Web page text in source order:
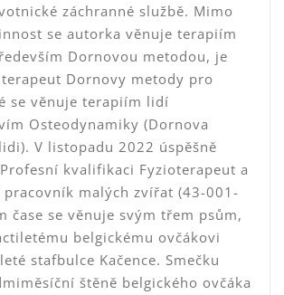
záchranné službě. Mimo
se autorka věnuje terapiím
Dornovou metodou, je
Dornovy metody pro
se věnuje terapiím lidí
Osteodynamiky (Dornova
V listopadu 2022 úspěšně
kvalifikaci Fyzioterapeut a
malých zvířat (43-001-
čase se věnuje svým třem psům,
belgickému ovčákovi
stafbulce Kačence. Smečku
štěně belgického ovčáka